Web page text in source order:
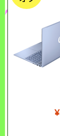
￥